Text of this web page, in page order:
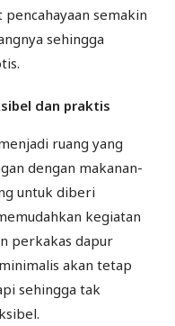
semakin
sehingga
dan praktis
ruang yang
dengan makanan-
untuk diberi
kegiatan
perkakas dapur
akan tetap
sehingga tak